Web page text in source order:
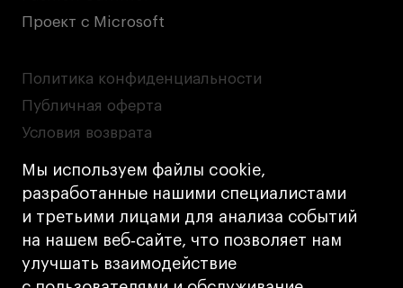
Мы используем файлы cookie,
разработанные нашими специалистами
и третьими лицами для анализа событий
на нашем веб‑сайте, что позволяет нам
улучшать взаимодействие
Проект с Microsoft
Политика конфиденциальности
Публичная оферта
Условия возврата
Кредит на образование с господдержкой
Лицензия на осуществление образовательной
деятельности АНО ВО «Универсальный
Университет»
Карта сайта